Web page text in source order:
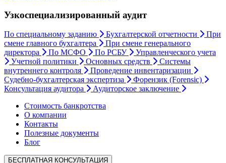
Узкоспециализированный аудит
По специальному заданию Бухгалтерской отчетности
При
смене главного бухгалтера
При смене генерального
директора
По МСФО По РСБУ
Управленческого учета
Учетной политики
Основных средств
Системы
внутреннего контроля
Проведение инвентаризации
Судебно-бухгалтерская экспертиза
Форензик (Forensic)
Консультация аудитора
Аудиторское заключение
Стоимость банкротства
О компании
Контакты
Полезные документы
Блог
БЕСПЛАТНАЯ КОНСУЛЬТАЦИЯ